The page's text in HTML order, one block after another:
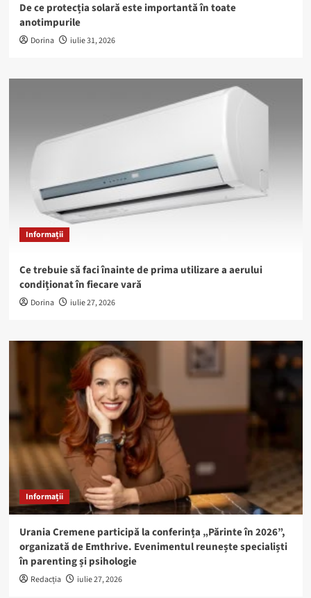
De ce protecția solară este importantă în toate
anotimpurile
Dorina iulie 31, 2026
Informații
Ce trebuie să faci înainte de prima utilizare a aerului
condiționat în fiecare vară
Dorina iulie 27, 2026
Informații
Urania Cremene participă la conferința „Părinte în 2026”,
organizată de Emthrive. Evenimentul reunește specialiști
în parenting și psihologie
Redacția iulie 27, 2026